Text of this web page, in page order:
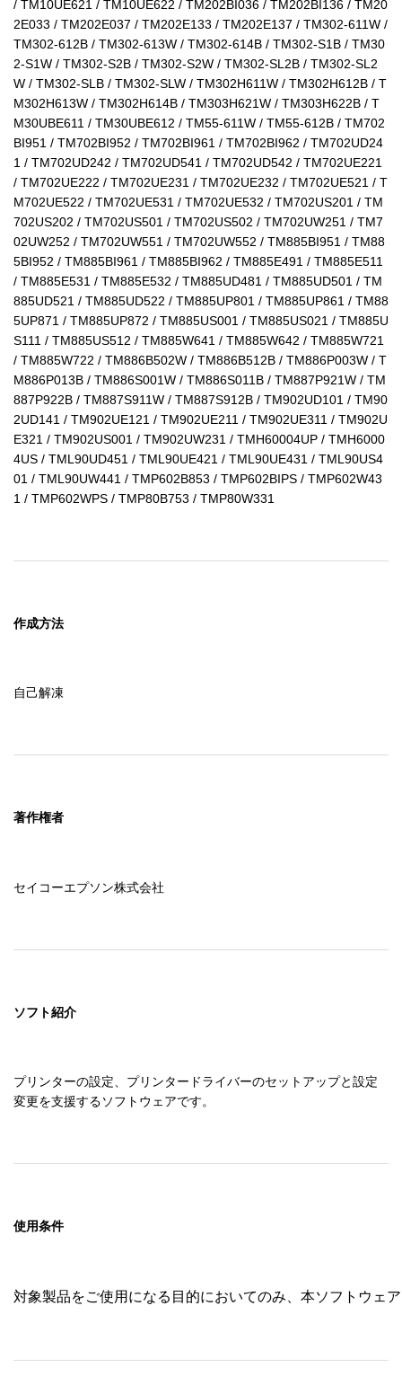
/ TM10UE621 / TM10UE622 / TM202BI036 / TM202BI136 / TM20
2E033 / TM202E037 / TM202E133 / TM202E137 / TM302-611W /
TM302-612B / TM302-613W / TM302-614B / TM302-S1B / TM30
2-S1W / TM302-S2B / TM302-S2W / TM302-SL2B / TM302-SL2
W / TM302-SLB / TM302-SLW / TM302H611W / TM302H612B / T
M302H613W / TM302H614B / TM303H621W / TM303H622B / T
M30UBE611 / TM30UBE612 / TM55-611W / TM55-612B / TM702
BI951 / TM702BI952 / TM702BI961 / TM702BI962 / TM702UD24
1 / TM702UD242 / TM702UD541 / TM702UD542 / TM702UE221
/ TM702UE222 / TM702UE231 / TM702UE232 / TM702UE521 / T
M702UE522 / TM702UE531 / TM702UE532 / TM702US201 / TM
702US202 / TM702US501 / TM702US502 / TM702UW251 / TM7
02UW252 / TM702UW551 / TM702UW552 / TM885BI951 / TM88
5BI952 / TM885BI961 / TM885BI962 / TM885E491 / TM885E511
/ TM885E531 / TM885E532 / TM885UD481 / TM885UD501 / TM
885UD521 / TM885UD522 / TM885UP801 / TM885UP861 / TM88
5UP871 / TM885UP872 / TM885US001 / TM885US021 / TM885U
S111 / TM885US512 / TM885W641 / TM885W642 / TM885W721
/ TM885W722 / TM886B502W / TM886B512B / TM886P003W / T
M886P013B / TM886S001W / TM886S011B / TM887P921W / TM
887P922B / TM887S911W / TM887S912B / TM902UD101 / TM90
2UD141 / TM902UE121 / TM902UE211 / TM902UE311 / TM902U
E321 / TM902US001 / TM902UW231 / TMH60004UP / TMH6000
4US / TML90UD451 / TML90UE421 / TML90UE431 / TML90US4
01 / TML90UW441 / TMP602B853 / TMP602BIPS / TMP602W43
1 / TMP602WPS / TMP80B753 / TMP80W331
作成方法
自己解凍
著作権者
セイコーエプソン株式会社
ソフト紹介
プリンターの設定、プリンタードライバーのセットアップと設定
変更を支援するソフトウェアです。
使用条件
対象製品をご使用になる目的においてのみ、本ソフトウェ